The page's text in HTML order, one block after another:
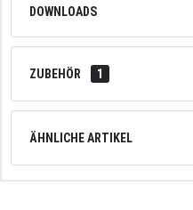
DOWNLOADS
ZUBEHÖR 1
ÄHNLICHE ARTIKEL